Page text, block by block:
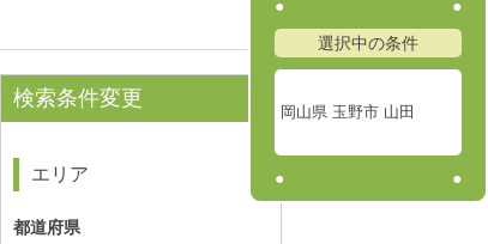
選択中の条件
岡山県 玉野市 山田
検索条件変更
エリア
都道府県